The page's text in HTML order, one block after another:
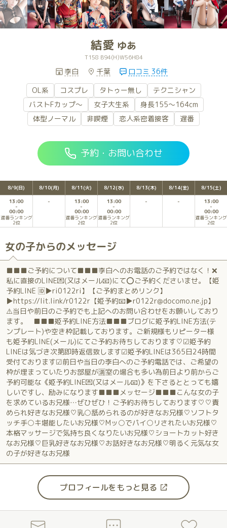
結愛 ゆあ
T158 B94(H)W56H84
李白 千葉 口コミ 36件
OL系 コスプレ タトゥー無し
テクニシャン
バストFカップ～
女子大生系
身長155～164cm
体型ノーマル
非喫煙 恋人系密着接客 遅番
予約・お問い合わせ
8/9(日) 8/10(月) 8/11(火) 8/12(水) 8/13(木) 8/14(金) 8/15(土)
13:00
00:00
遅番ランキング
2位
13:00
00:00
遅番ランキング
2位
13:00
00:00
遅番ランキング
2位
13:00
00:00
遅番ランキング
2位
女の子からのメッセージ
■■■ご予約について■■■李白へのお電話のご予約ではなく！❌
私に直接のLINE💌(又はメール📧)にて⭕ご予約くださいませ。【姫
予約LINE 🆔▶️ri0122ri】【ご予約まとめリンク】
▶️https://lit.link/r0122r【姫予約📧▶️r0122r@docomo.ne.jp】
⚠️当日や前日のご予約でも上記へのお問い合わせをお願いしており
ます。 ■■■姫予約LINE方法■■■ブログに姫予約LINE方法(テ
ンプレート)や空き枠記載しております。ご新規様もリピーター様
も姫予約LINE(メール)にてご予約お待ちしております♡☑姫予約
LINEは気づき次第即時返信致します☑姫予約LINEは365日24時間
受付ております☑前日や当日の李白へのご予約電話では、ご希望の
枠が埋まっていたりお部屋が🈵室の場合も多い為前日より前からご
予約可能な《姫予約LINE💌(又はメール📧)》を下さるととっても嬉
しいですし、励みになります■■■メッセージ■■■こんな女の子
を求めているお兄様…ぜひぜひ！ご予約お待ちしております♡♡責
められ好きなお兄様♡乳○舐められるのが好きなお兄様♡ソフトタ
ッチ手○キ堪能したいお兄様♡Mッ○でパイ○リされたいお兄様♡
本格マッサージで気持ち良くなりたいお兄様♡ショートカット好き
なお兄様♡巨乳好きなお兄様♡お話好きなお兄様♡明るく元気な女
の子が好きなお兄様
プロフィールをもっと見る